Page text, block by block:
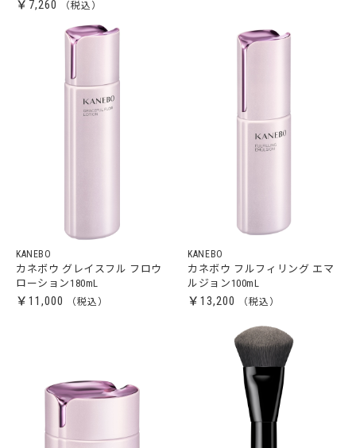
￥7,260
KANEBO
カネボウ グレイスフル フロウ
ローション180mL
￥11,000
KANEBO
カネボウ フルフィリング エマ
ルジョン100mL
￥13,200